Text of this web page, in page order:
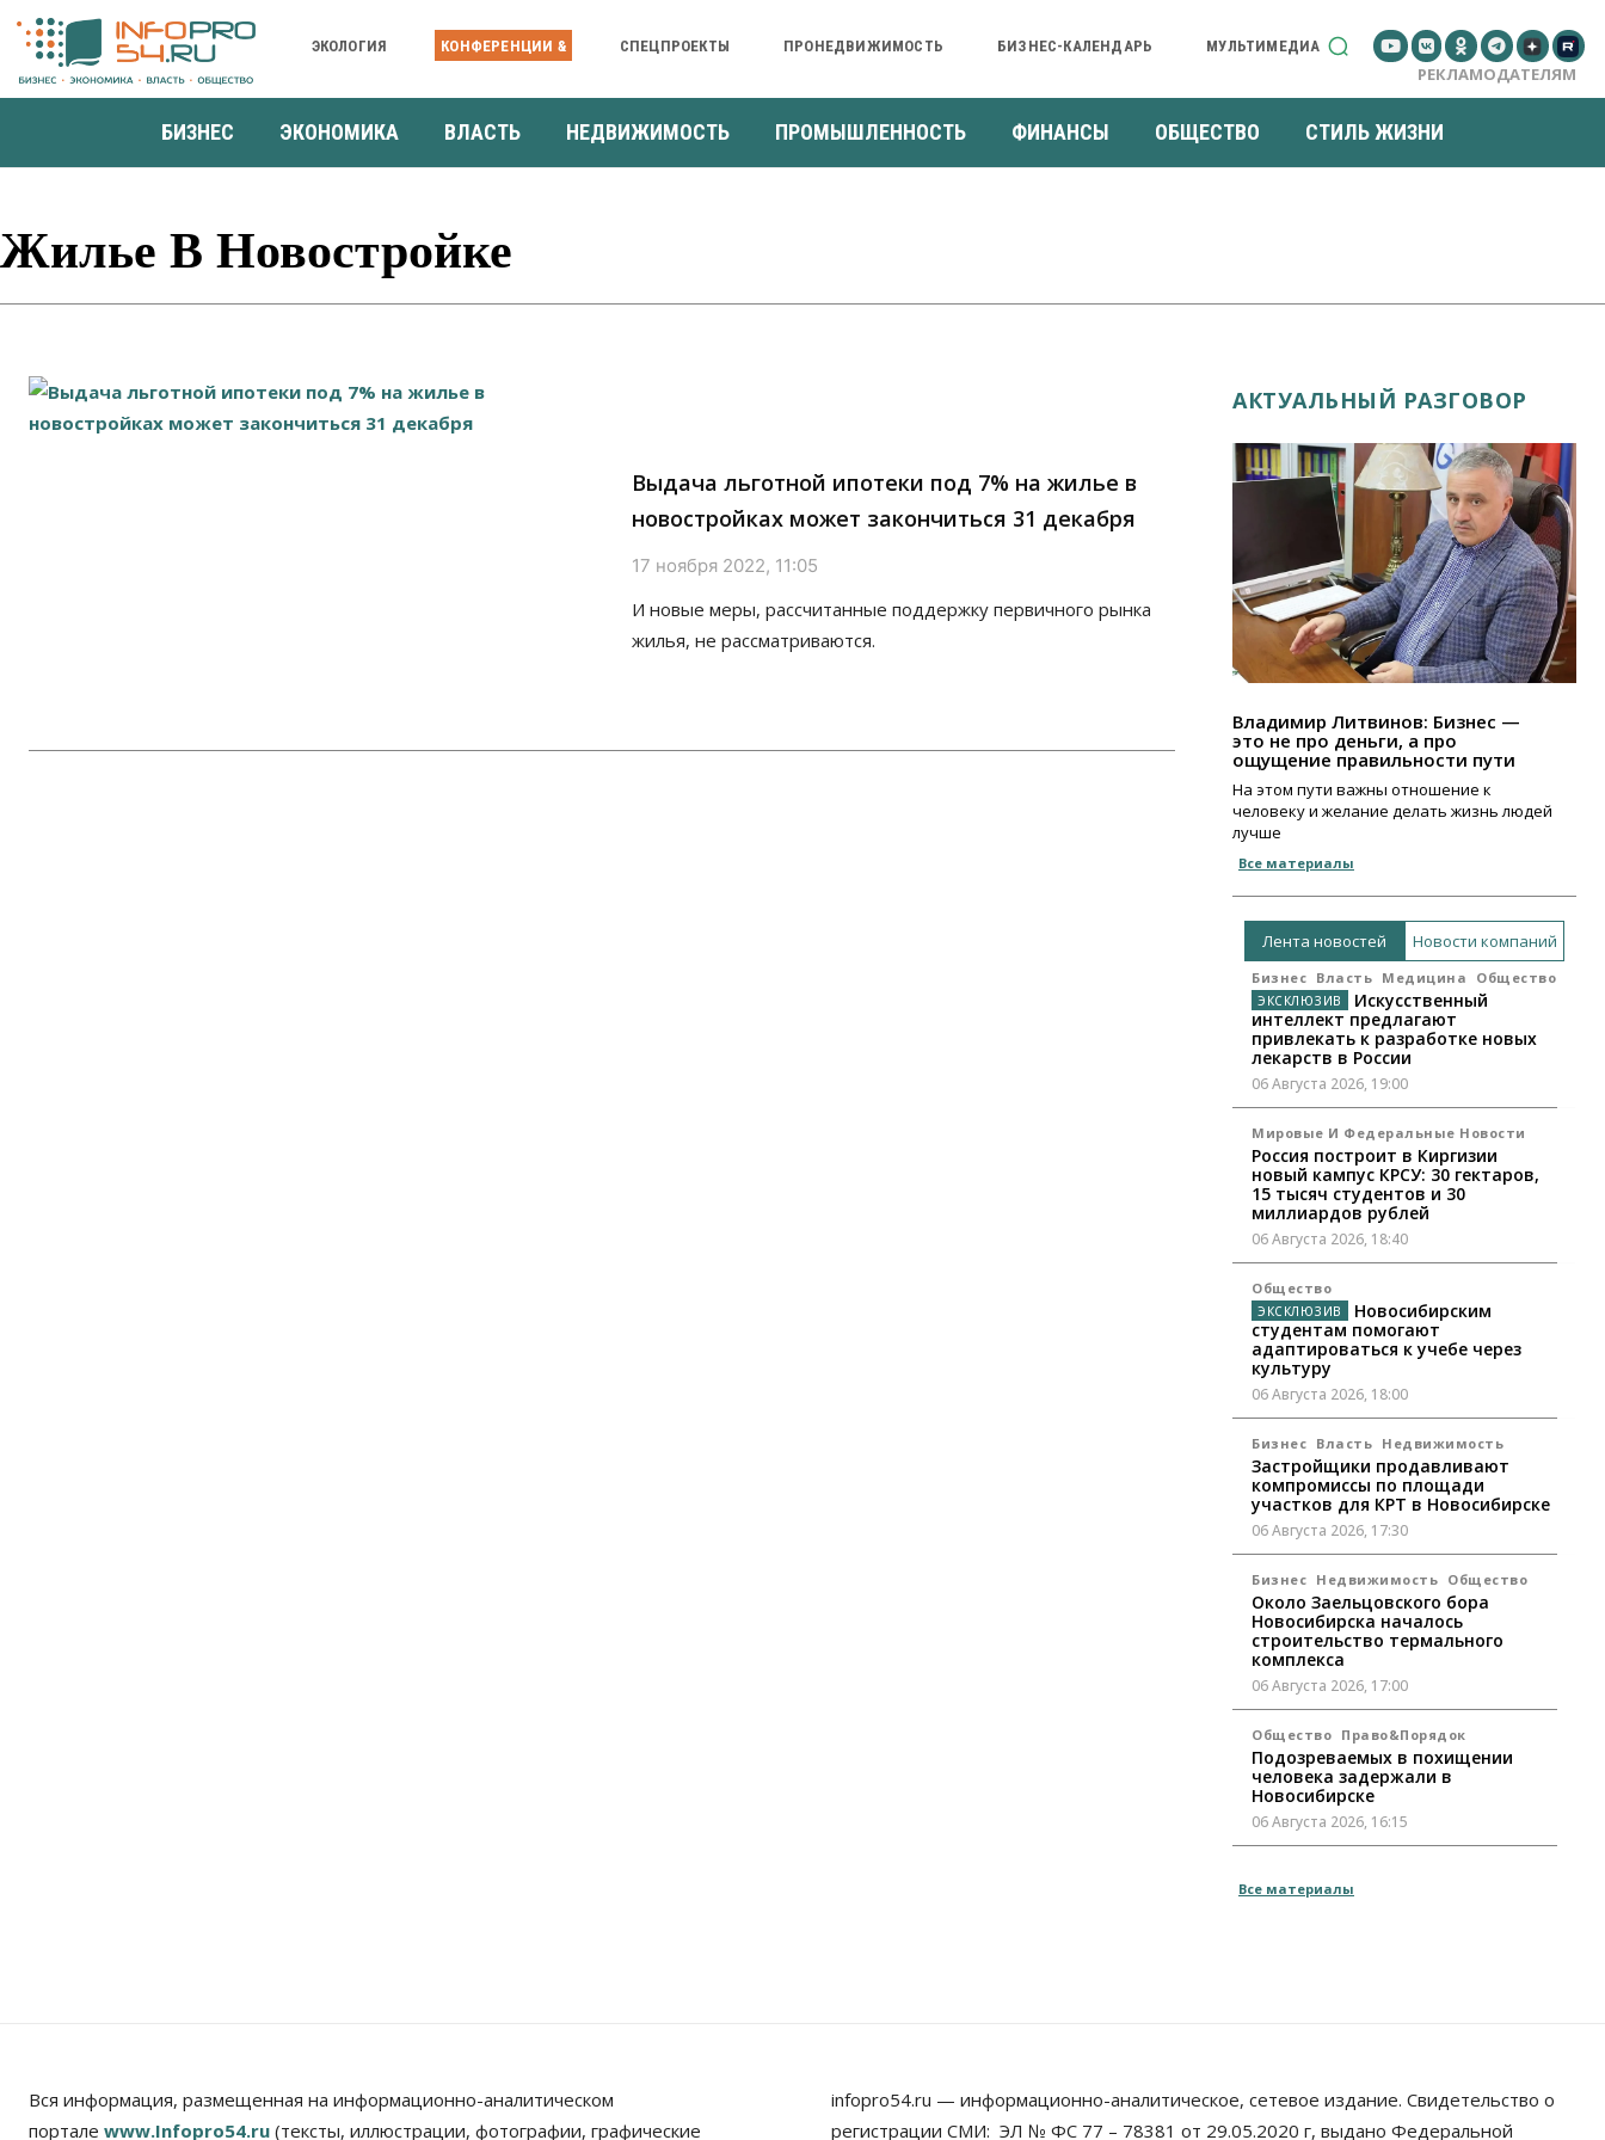
ЭКОЛОГИЯ КОНФЕРЕНЦИИ & СПЕЦПРОЕКТЫ ПРОНЕДВИЖИМОСТЬ БИЗНЕС-КАЛЕНДАРЬ МУЛЬТИМЕДИА
РЕКЛАМОДАТЕЛЯМ
БИЗНЕС ЭКОНОМИКА ВЛАСТЬ НЕДВИЖИМОСТЬ ПРОМЫШЛЕННОСТЬ ФИНАНСЫ ОБЩЕСТВО СТИЛЬ ЖИЗНИ
Жилье В Новостройке
Выдача льготной ипотеки под 7% на жилье в
новостройках может закончиться 31 декабря
17 ноября 2022, 11:05
И новые меры, рассчитанные поддержку первичного рынка
жилья, не рассматриваются.
АКТУАЛЬНЫЙ РАЗГОВОР
Владимир Литвинов: Бизнес —
это не про деньги, а про
ощущение правильности пути
На этом пути важны отношение к
человеку и желание делать жизнь людей
лучше
Все материалы
Лента новостей Новости компаний
Бизнес Власть Медицина Общество
Искусственный
интеллект предлагают
привлекать к разработке новых
лекарств в России
06 Августа 2026, 19:00
Мировые И Федеральные Новости
Россия построит в Киргизии
новый кампус КРСУ: 30 гектаров,
15 тысяч студентов и 30
миллиардов рублей
06 Августа 2026, 18:40
Общество
Новосибирским
студентам помогают
адаптироваться к учебе через
культуру
06 Августа 2026, 18:00
Бизнес Власть Недвижимость
Застройщики продавливают
компромиссы по площади
участков для КРТ в Новосибирске
06 Августа 2026, 17:30
Бизнес Недвижимость Общество
Около Заельцовского бора
Новосибирска началось
строительство термального
комплекса
06 Августа 2026, 17:00
Общество Право&Порядок
Подозреваемых в похищении
человека задержали в
Новосибирске
06 Августа 2026, 16:15
Пенсионеры старше 80 лет в
Власть
Все материалы
Вся информация, размещенная на информационно-аналитическом
портале www.Infopro54.ru (тексты, иллюстрации, фотографии, графические
infopro54.ru — информационно-аналитическое, сетевое издание. Свидетельство о
регистрации СМИ: ЭЛ № ФС 77 – 78381 от 29.05.2020 г, выдано Федеральной